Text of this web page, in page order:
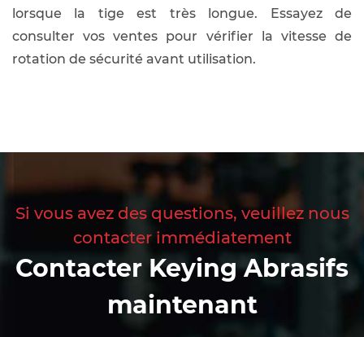
lorsque la tige est très longue. Essayez de
consulter vos ventes pour vérifier la vitesse de
rotation de sécurité avant utilisation.
Si vous avez des questions, veuillez nous
contacter immédiatement
Contacter Keying Abrasifs
maintenant